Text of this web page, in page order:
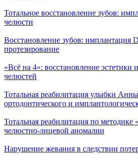
Тотальное восстановление зубов:
челюсти
Восстановление зубов: имплантация
протезирование
«Всё на 4»: восстановление эстетики
челюстей
Тотальная реабилитация улыбки
ортодонтического и
Тотальная реабилитация по методике
челюстно-лицевой аномалии
Нарушение жевания в следствии